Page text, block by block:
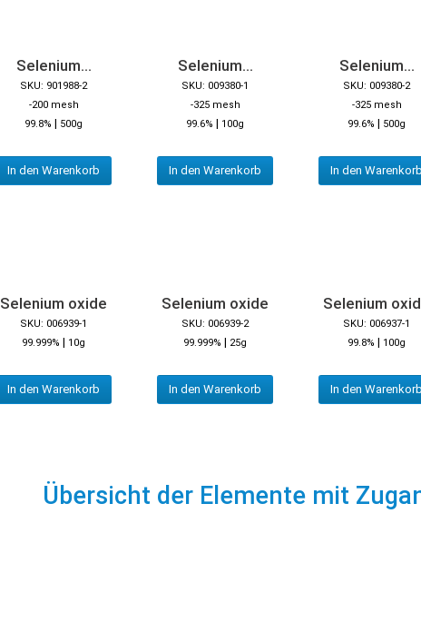
Selenium...
SKU: 901988-2
-200 mesh
99.8% | 500g
In den Warenkorb
Selenium...
SKU: 009380-1
-325 mesh
99.6% | 100g
In den Warenkorb
Selenium...
SKU: 009380-2
-325 mesh
99.6% | 500g
In den Warenkorb
Selenium oxide
SKU: 006939-1
99.999% | 10g
In den Warenkorb
Selenium oxide
SKU: 006939-2
99.999% | 25g
In den Warenkorb
Selenium
SKU: 006937-1
99.8% | 100g
In den Warenkorb
Übersicht der Elemente mit